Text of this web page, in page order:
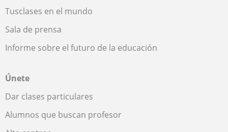
Tusclases en el mundo
Sala de prensa
Informe sobre el futuro de la educación
Únete
Dar clases particulares
Alumnos que buscan profesor